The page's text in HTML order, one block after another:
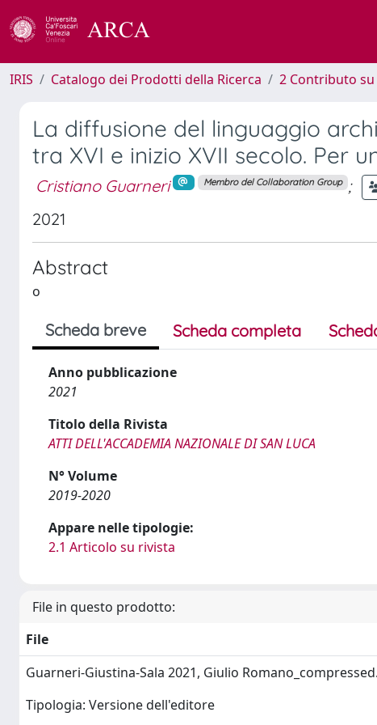
IRIS Catalogo dei Prodotti della Ricerca 2 Contributo
La diffusione del linguaggio
tra XVI e inizio XVII secolo. Per
Cristiano Guarneri Membro del Collaboration Group
;
2021
Abstract
o
Scheda breve Scheda completa
Anno pubblicazione
2021
Titolo della Rivista
ATTI DELL'ACCADEMIA NAZIONALE DI SAN LUCA
N° Volume
2019-2020
Appare nelle tipologie:
2.1 Articolo su rivista
File in questo prodotto:
File
Guarneri-Giustina-Sala 2021, Giulio
Tipologia: Versione dell'editore